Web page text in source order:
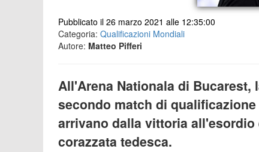
Pubblicato il 26 marzo 2021 alle 12:35:00
Categoria: Qualificazioni Mondiali
Autore: Matteo Pifferi
All'Arena Nationala di Bucarest,
secondo match di
arrivano dalla vittoria
corazzata tedesca.